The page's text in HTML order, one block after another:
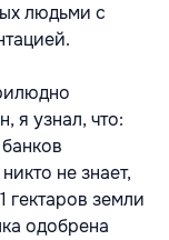
людьми с
я узнал, что:
не знает,
гектаров земли
одобрена